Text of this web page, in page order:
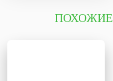
ПОХОЖИЕ